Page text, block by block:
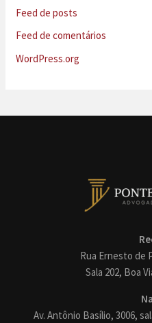
Feed de posts
Feed de comentários
WordPress.org
Rua Ernesto de
Sala 202, Boa
Av. Antônio Basílio, 3006,